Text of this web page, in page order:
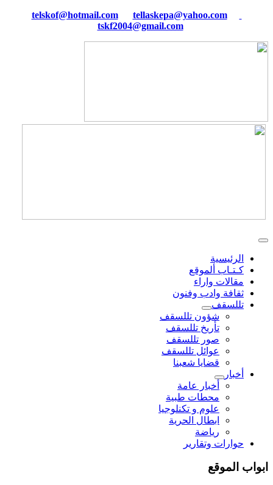
tellaskepa@yahoo.com
tskf2004@gmail.com
الرئيسية
كـتـاب ألموقع
مقالات واراء
ثقافة وادب وفنون
تللسقف
شؤون تللسقف
تأريخ تللسقف
صور تللسقف
عوائل تللسقف
قضايا شعبنا
أخبار
أخبار عامة
محطات طبية
علوم و تکنلوجیا
ابطال الحرية
رياضة
حوارات وتقارير
ابواب الموقع